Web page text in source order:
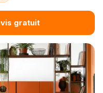
gratuit